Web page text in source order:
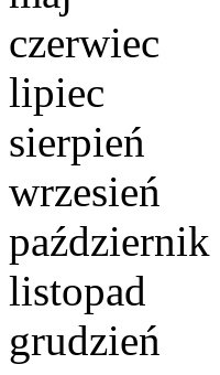
czerwiec
lipiec
sierpień
wrzesień
październik
listopad
grudzień